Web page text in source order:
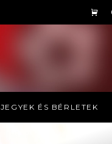
JEGYEK ÉS BÉRLETEK